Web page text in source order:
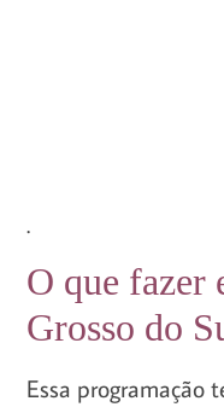
.
O que fazer
Grosso do
Essa programação